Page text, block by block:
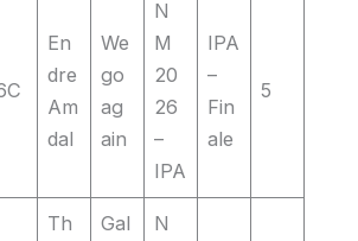
En
dre
Am
dal
We
go
ag
ain
N
M
20
26
–
IPA
IPA
–
Fin
ale
5
Th
Gal
N